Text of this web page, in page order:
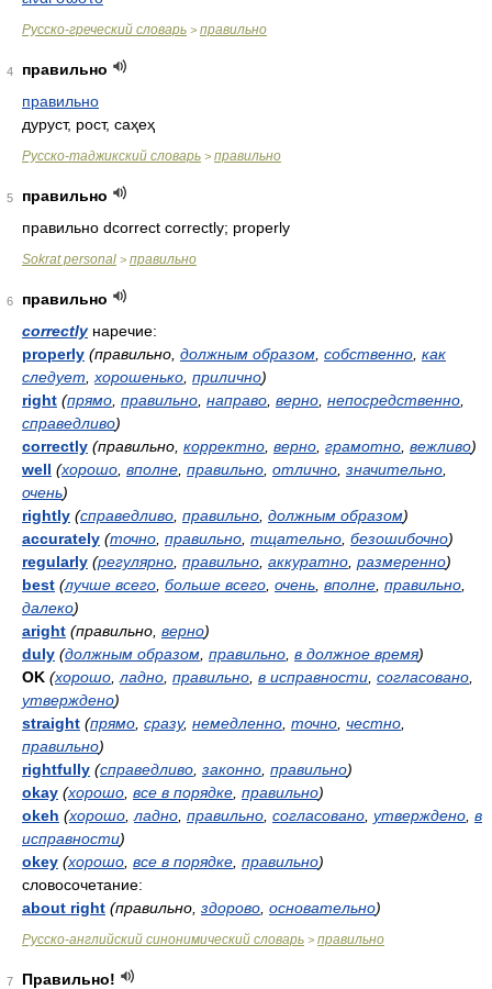
Русско-греческий словарь > правильно
4
правильно
правильно
дуруст, рост, саҳеҳ
Русско-таджикский словарь > правильно
5
правильно
правильно dcorrect correctly; properly
Sokrat personal > правильно
6
правильно
correctly наречие:
properly (правильно, должным образом собственно как
следует хорошенько прилично)
right (прямо правильно направо верно непосредственно
справедливо)
correctly (правильно, корректно верно грамотно вежливо)
well (хорошо вполне правильно отлично значительно
очень)
rightly (справедливо правильно должным образом)
accurately (точно правильно тщательно безошибочно)
regularly (регулярно правильно аккуратно размеренно)
best (лучше всего больше всего очень вполне правильно
далеко)
aright (правильно, верно)
duly (должным образом правильно в должное время)
OK (хорошо ладно правильно в исправности согласовано
утверждено)
straight (прямо сразу, немедленно точно честно
правильно)
rightfully (справедливо законно правильно)
okay (хорошо все в порядке правильно)
okeh (хорошо ладно правильно согласовано утверждено в
исправности)
okey (хорошо все в порядке правильно)
словосочетание:
about right (правильно, здорово основательно)
Русско-английский синонимический словарь > правильно
7
Правильно!